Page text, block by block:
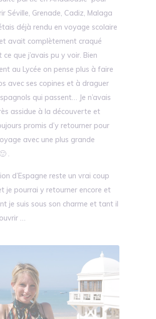
Séville, Grenade, Cadiz, Malaga
déjà rendu en voyage scolaire
avait complètement craqué
que j’avais pu y voir. Bien
au Lycée on pense plus à faire
avec ses copines et à draguer
qui passent… Je n’avais
assidue à la découverte et
promis d’y retourner pour
avec une plus grande
.
d’Espagne reste un vrai coup
je pourrai y retourner encore et
je suis sous son charme et tant il
…